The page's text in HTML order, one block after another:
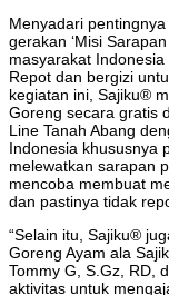
Menyadari
gerakan ‘Misi
masyarakat
Repot dan bergizi
kegiatan ini, Sajiku®
Goreng secara gratis
Line Tanah Abang
Indonesia khususnya
melewatkan sarapan
mencoba membuat
dan pastinya tidak
“Selain itu, Sajiku®
Goreng Ayam ala
Tommy G, S.Gz, RD,
aktivitas untuk